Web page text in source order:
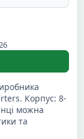
Корпус: 8-
можна
та